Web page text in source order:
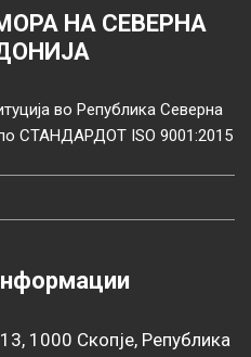
НА СЕВЕРНА
во Република Северна
СТАНДАРДОТ ISO 9001:2015
1000 Скопје, Република